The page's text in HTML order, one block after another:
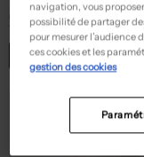
Pantalon maternité - Tissage popeline
34
ACHAT
navigation, vous
possibilité de partager
pour mesurer l’audience
ces cookies et les
gestion des cookies